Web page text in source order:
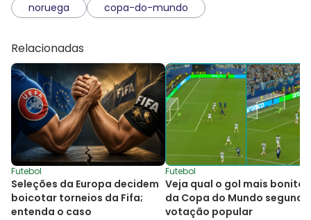
noruega copa-do-mundo
Relacionadas
Futebol
Seleções da Europa decidem
boicotar torneios da Fifa;
entenda o caso
Futebol
Veja qual o gol mais bonito
da Copa do Mundo segundo
votação popular